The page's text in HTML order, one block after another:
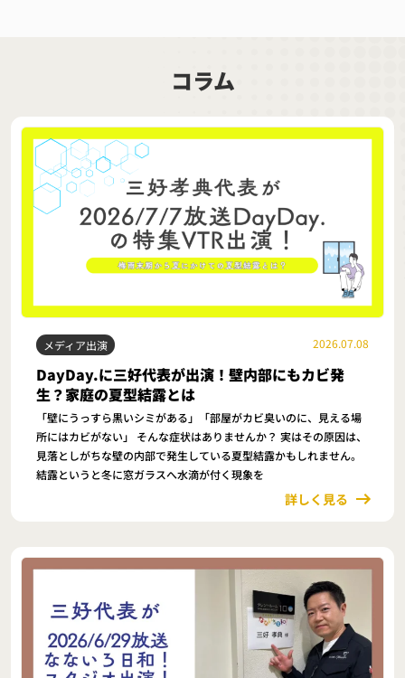
コラム
メディア出演 2026.07.08
DayDay.に三好代表が出演！壁内部にもカビ発
生？家庭の夏型結露とは
「壁にうっすら黒いシミがある」「部屋がカビ臭いのに、見える場
所にはカビがない」 そんな症状はありませんか？ 実はその原因は、
見落としがちな壁の内部で発生している夏型結露かもしれません。
結露というと冬に窓ガラスへ水滴が付く現象を
詳しく見る